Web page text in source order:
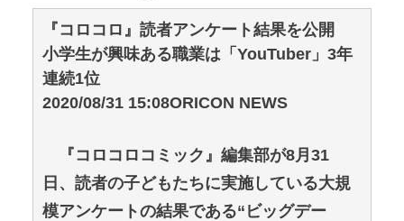
『コロコロ』読者アンケート結果を公開
小学生が興味ある職業は「YouTuber」3年
連続1位
2020/08/31 15:08ORICON NEWS
『コロコロコミック』編集部が8月31
日、読者の子どもたちに実施している大規
模アンケートの結果である“ビッグデー